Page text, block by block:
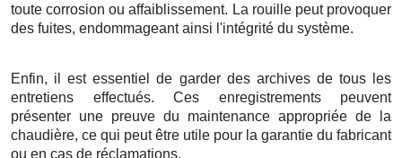
toute corrosion ou affaiblissement. La rouille peut provoquer
des fuites, endommageant ainsi l'intégrité du système.
Enfin, il est essentiel de garder des archives de tous les
entretiens effectués. Ces enregistrements peuvent
présenter une preuve du maintenance appropriée de la
chaudière, ce qui peut être utile pour la garantie du fabricant
ou en cas de réclamations.